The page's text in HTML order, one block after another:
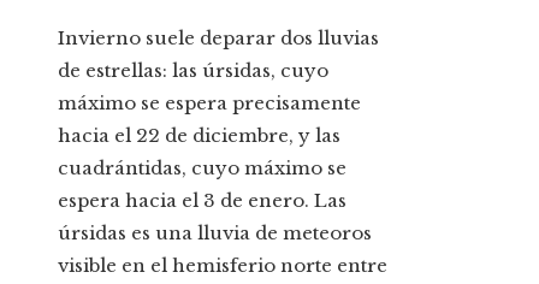
Invierno suele deparar dos lluvias
de estrellas: las úrsidas, cuyo
máximo se espera precisamente
hacia el 22 de diciembre, y las
cuadrántidas, cuyo máximo se
espera hacia el 3 de enero. Las
úrsidas es una lluvia de meteoros
visible en el hemisferio norte entre